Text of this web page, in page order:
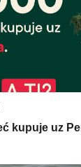
kupuje uz